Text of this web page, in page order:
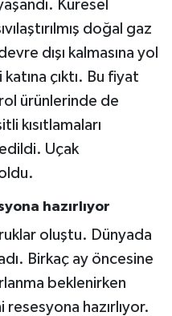
Küresel
doğal gaz
dışı kalmasına yol
çıktı. Bu fiyat
ürünlerinde de
kısıtlamaları
Uçak
hazırlıyor
oluştu. Dünyada
Birkaç ay öncesine
beklenirken
hazırlıyor.